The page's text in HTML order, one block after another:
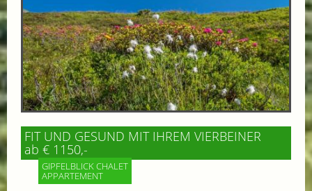
FIT UND GESUND MIT IHREM VIERBEINER
ab € 1150,-
GIPFELBLICK CHALET
APPARTEMENT